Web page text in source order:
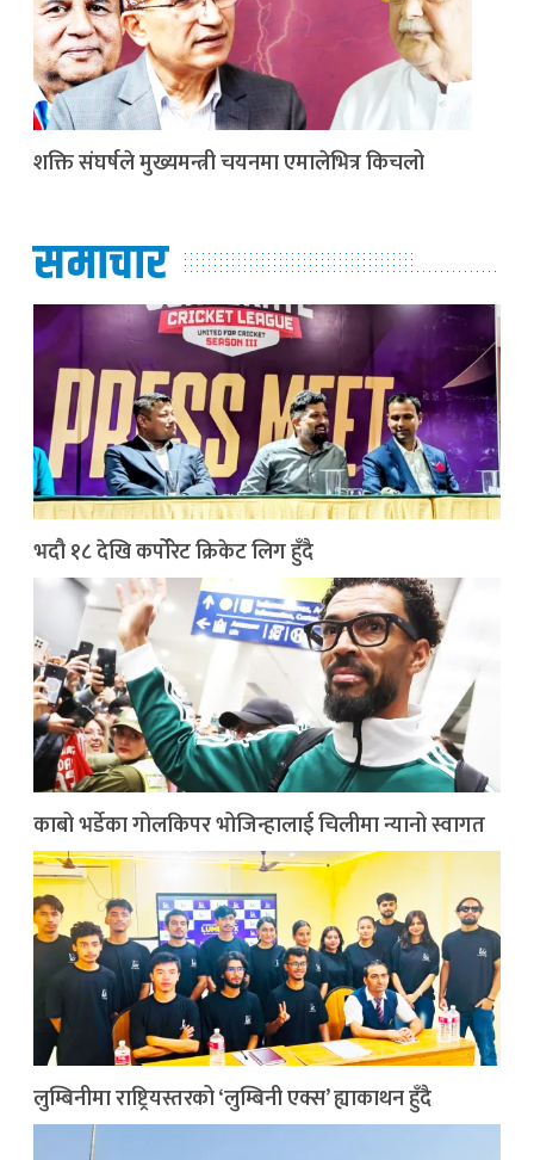
शक्ति संघर्षले मुख्यमन्त्री चयनमा एमालेभित्र किचलो
समाचार
भदौ १८ देखि कर्पोरेट क्रिकेट लिग हुँदै
काबो भर्डेका गोलकिपर भोजिन्हालाई चिलीमा न्यानो स्वागत
लुम्बिनीमा राष्ट्रियस्तरको ‘लुम्बिनी एक्स’ ह्याकाथन हुँदै